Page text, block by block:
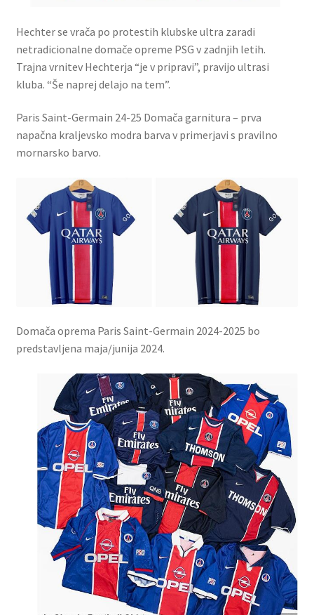
Hechter se vrača po protestih klubske ultra zaradi
netradicionalne domače opreme PSG v zadnjih letih.
Trajna vrnitev Hechterja “je v pripravi”, pravijo ultrasi
kluba. “Še naprej delajo na tem”.
Paris Saint-Germain 24-25 Domača garnitura – prva
napačna kraljevsko modra barva v primerjavi s pravilno
mornarsko barvo.
Domača oprema Paris Saint-Germain 2024-2025 bo
predstavljena maja/junija 2024.